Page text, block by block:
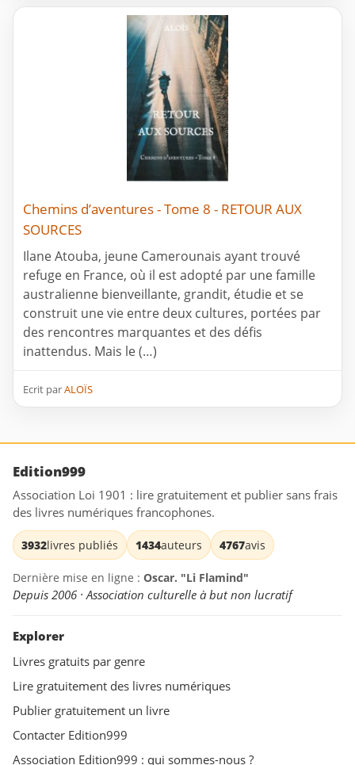
Chemins d’aventures - Tome 8 - RETOUR AUX
SOURCES
Ilane Atouba, jeune Camerounais ayant trouvé
refuge en France, où il est adopté par une famille
australienne bienveillante, grandit, étudie et se
construit une vie entre deux cultures, portées par
des rencontres marquantes et des défis
inattendus. Mais le (…)
Ecrit parALOÏS
Edition999
Association Loi 1901 : lire gratuitement et publier sans frais
des livres numériques francophones.
3932livres publiés 1434auteurs 4767avis
Dernière mise en ligne : Oscar. "Li Flamind"
Depuis 2006 · Association culturelle à but non lucratif
Explorer
Livres gratuits par genre
Lire gratuitement des livres numériques
Publier gratuitement un livre
Contacter Edition999
Association Edition999 : qui sommes-nous ?